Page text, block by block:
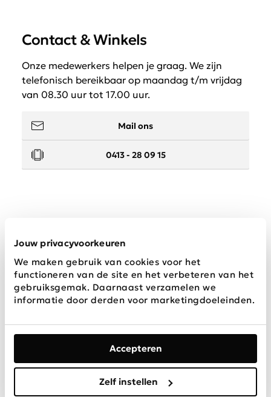
Jouw privacyvoorkeuren
We maken gebruik van cookies voor het
functioneren van de site en het verbeteren van het
gebruiksgemak. Daarnaast verzamelen we
informatie door derden voor marketingdoeleinden.
Accepteren
Zelf instellen
Contact & Winkels
Onze medewerkers helpen je graag. We zijn
telefonisch bereikbaar op maandag t/m vrijdag
van 08.30 uur tot 17.00 uur.
Mail ons
0413 - 28 09 15
Wij zijn Schijvens mode
Algemene
Privacy &
Cookies
Disclaimer